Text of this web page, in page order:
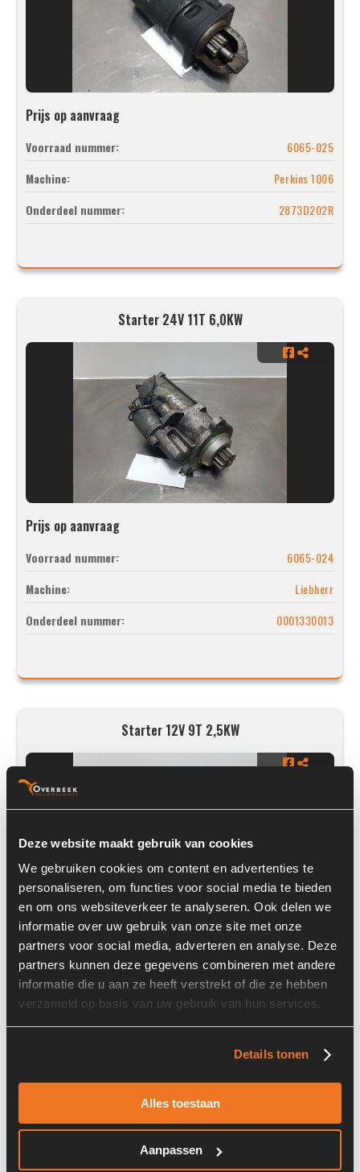
Deze website maakt gebruik van cookies
We gebruiken cookies om content en advertenties te
personaliseren, om functies voor social media te bieden
en om ons websiteverkeer te analyseren. Ook delen we
informatie over uw gebruik van onze site met onze
partners voor social media, adverteren en analyse. Deze
partners kunnen deze gegevens combineren met andere
informatie die u aan ze heeft verstrekt of die ze hebben
verzameld op basis van uw gebruik van hun services.
Details tonen
Alles toestaan
Aanpassen
Prijs op aanvraag
Voorraad nummer:
6065-025
Machine:
Perkins 1006
Onderdeel nummer:
2873D202R
Starter 24V 11T 6,0KW
Prijs op aanvraag
Voorraad nummer:
6065-024
Machine:
Liebherr
Onderdeel nummer:
0001330013
Starter 12V 9T 2,5KW
Prijs op aanvraag
Voorraad nummer:
6065-022
Machine:
Kubota
Onderdeel nummer:
1C010-63012 / M008T70971